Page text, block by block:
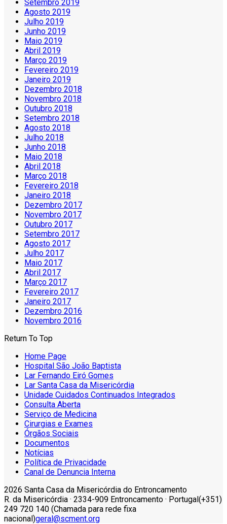
Setembro 2019
Agosto 2019
Julho 2019
Junho 2019
Maio 2019
Abril 2019
Março 2019
Fevereiro 2019
Janeiro 2019
Dezembro 2018
Novembro 2018
Outubro 2018
Setembro 2018
Agosto 2018
Julho 2018
Junho 2018
Maio 2018
Abril 2018
Março 2018
Fevereiro 2018
Janeiro 2018
Dezembro 2017
Novembro 2017
Outubro 2017
Setembro 2017
Agosto 2017
Julho 2017
Maio 2017
Abril 2017
Março 2017
Fevereiro 2017
Janeiro 2017
Dezembro 2016
Novembro 2016
Return To Top
Home Page
Hospital São João Baptista
Lar Fernando Eiró Gomes
Lar Santa Casa da Misericórdia
Unidade Cuidados Continuados Integrados
Consulta Aberta
Serviço de Medicina
Cirurgias e Exames
Órgãos Sociais
Documentos
Notícias
Política de Privacidade
Canal de Denuncia Interna
2026 Santa Casa da Misericórdia do Entroncamento
R. da Misericórdia · 2334-909 Entroncamento · Portugal(+351)
249 720 140 (Chamada para rede fixa
nacional)geral@scment.org